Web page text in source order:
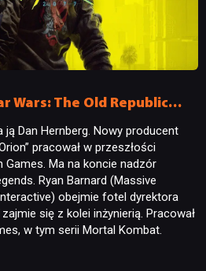
Wars: The Old Republic…
ją Dan Hernberg. Nowy producent
pracował w przeszłości
Ma na koncie nadzór
Ryan Barnard (Massive
obejmie fotel dyrektora
się z kolei inżynierią. Pracował
w tym serii Mortal Kombat.